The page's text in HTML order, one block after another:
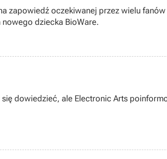
zapowiedź oczekiwanej przez wielu
dziecka BioWare.
dowiedzieć, ale Electronic Arts